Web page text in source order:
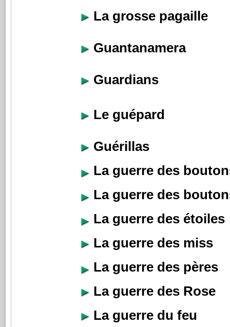
La grosse pagaille
Guantanamera
Guardians
Le guépard
Guérillas
La guerre des
La guerre des
La guerre des étoiles
La guerre des miss
La guerre des pères
La guerre des Rose
La guerre du feu